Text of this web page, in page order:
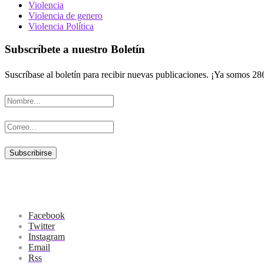
Violencia
Violencia de genero
Violencia Política
Subscríbete a nuestro Boletín
Suscríbase al boletín para recibir nuevas publicaciones. ¡Ya somos
Facebook
Twitter
Instagram
Email
Rss